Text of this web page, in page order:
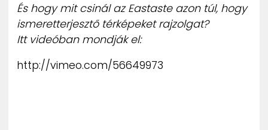
És hogy mit csinál az Eastaste azon túl, hogy
ismeretterjesztő térképeket rajzolgat?
Itt videóban mondják el:
http://vimeo.com/56649973